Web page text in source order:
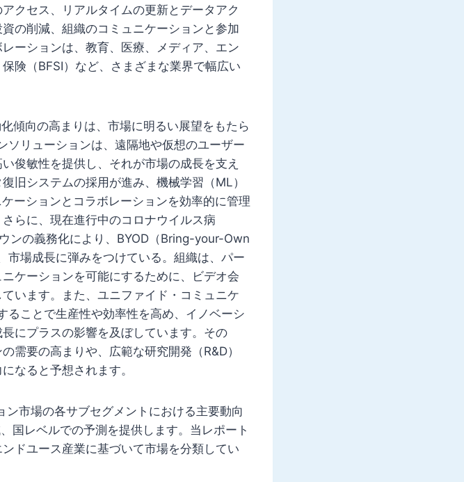
クセス、リアルタイムの更新とデータアク
の削減、組織のコミュニケーションと参加
ーションは、教育、医療、メディア、エン
険（BFSI）など、さまざまな業界で幅広い
傾向の高まりは、市場に明るい展望をもたら
ソリューションは、遠隔地や仮想のユーザー
俊敏性を提供し、それが市場の成長を支え
旧システムの採用が進み、機械学習（ML）
ーションとコラボレーションを効率的に管理
らに、現在進行中のコロナウイルス病
ンの義務化により、BYOD（Bring-your-Own
場成長に弾みをつけている。組織は、パー
ケーションを可能にするために、ビデオ会
います。また、ユニファイド・コミュニケ
ることで生産性や効率性を高め、イノベーシ
にプラスの影響を及ぼしています。その
需要の高まりや、広範な研究開発（R&D）
なると予想されます。
市場の各サブセグメントにおける主要動向
国レベルでの予測を提供します。当レポート
ドユース産業に基づいて市場を分類してい